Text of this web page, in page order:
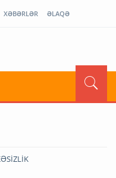
XƏBƏRLƏR ƏLAQƏ